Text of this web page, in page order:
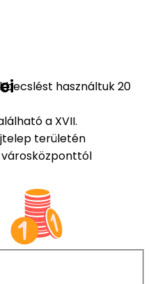
használtuk 20
a XVII.
területén
városközponttól